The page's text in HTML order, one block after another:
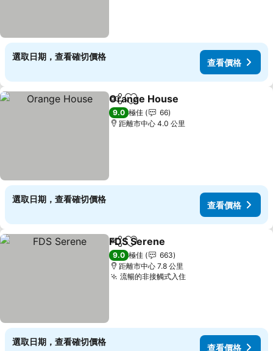
選取日期，查看確切價格
查看價格
分享 放到收藏夾
Orange House
9.0 極佳
66
距離市中心 4.0 公里
選取日期，查看確切價格
查看價格
分享 放到收藏夾
FDS Serene
9.0 極佳
663
距離市中心 7.8 公里
流暢的非接觸式入住查看價格
選取日期，查看確切價格
查看價格